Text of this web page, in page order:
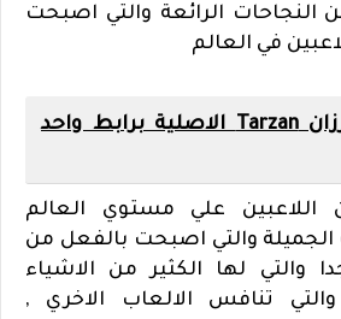
النجاحات الرائعة والتي اصبحت
في العالم
تحميل لعبة طرزان Tarzan الاصلية برابط واحد
اللاعبين علي مستوي العالم
الجميلة والتي اصبحت بالفعل من
والتي لها الكثير من الاشياء
والتي تنافس الالعاب الاخري ,